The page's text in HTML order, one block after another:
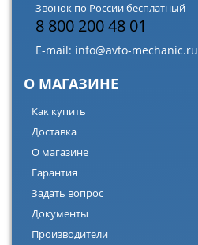
Звонок по России бесплатный
8 800 200 48 01
E-mail: info@avto-mechanic.ru
О МАГАЗИНЕ
Как купить
Доставка
О магазине
Гарантия
Задать вопрос
Документы
Производители